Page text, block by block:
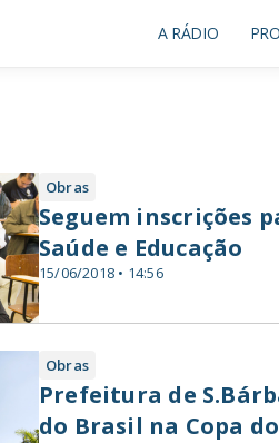
A RÁDIO
Obras
15/06/2018 • 14:56
Seguem inscrições
Saúde e Educação
Obras
Prefeitura de
do Brasil na Copa